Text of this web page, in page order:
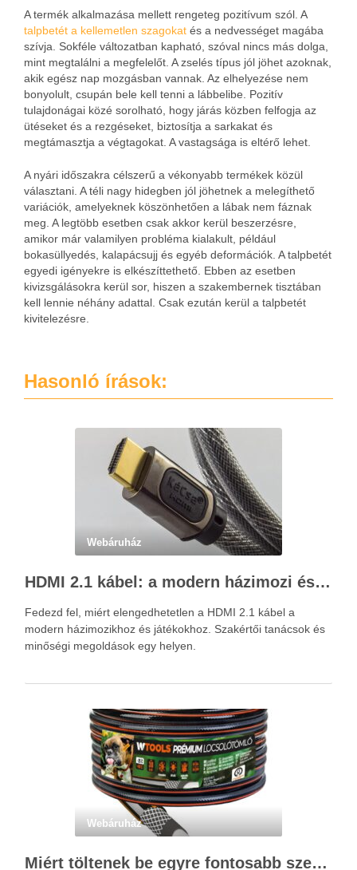
A termék alkalmazása mellett rengeteg pozitívum szól. A
talpbetét a kellemetlen szagokat és a nedvességet magába
szívja. Sokféle változatban kapható, szóval nincs más dolga,
mint megtalálni a megfelelőt. A zselés típus jól jöhet azoknak,
akik egész nap mozgásban vannak. Az elhelyezése nem
bonyolult, csupán bele kell tenni a lábbelibe. Pozitív
tulajdonágai közé sorolható, hogy járás közben felfogja az
ütéseket és a rezgéseket, biztosítja a sarkakat és
megtámasztja a végtagokat. A vastagsága is eltérő lehet.
A nyári időszakra célszerű a vékonyabb termékek közül
választani. A téli nagy hidegben jól jöhetnek a melegíthető
variációk, amelyeknek köszönhetően a lábak nem fáznak
meg. A legtöbb esetben csak akkor kerül beszerzésre,
amikor már valamilyen probléma kialakult, például
bokasüllyedés, kalapácsujj és egyéb deformációk. A talpbetét
egyedi igényekre is elkészíttethető. Ebben az esetben
kivizsgálásokra kerül sor, hiszen a szakembernek tisztában
kell lennie néhány adattal. Csak ezután kerül a talpbetét
kivitelezésre.
Hasonló írások:
Webáruház
HDMI 2.1 kábel: a modern házimozi és játékok alapja – Kácsa Audió megoldások
Fedezd fel, miért elengedhetetlen a HDMI 2.1 kábel a
modern házimozikhoz és játékokhoz. Szakértői tanácsok és
minőségi megoldások egy helyen.
Webáruház
Miért töltenek be egyre fontosabb szerepet a locsolótömlők?